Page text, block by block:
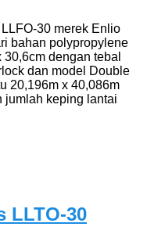
30 merek Enlio
bahan polypropylene
dengan tebal
dan model Double
20,196m x 40,086m
jumlah keping lantai
LLTO-30